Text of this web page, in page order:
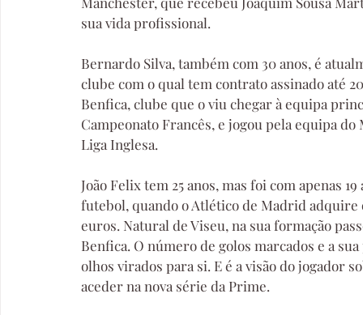
sua vida profissional.
Bernardo Silva, também com 30 anos, é
clube com o qual tem contrato assinado até
Benfica, clube que o viu chegar à equipa
Campeonato Francês, e jogou pela equipa
Liga Inglesa.
João Felix tem 25 anos, mas foi com apenas
futebol, quando o Atlético de Madrid adquire
euros. Natural de Viseu, na sua formação
Benfica. O número de golos marcados e a
olhos virados para si. E é a visão do jogador
aceder na nova série da Prime.